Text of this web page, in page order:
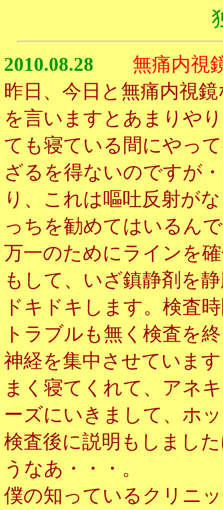
2010.08.28
無痛内視
昨日、今日と無痛内視
を言いますとあまりや
ても寝ている間にやっ
ざるを得ないのですが
り、これは嘔吐反射が
っちを勧めてはいるん
万一のためにラインを
もして、いざ鎮静剤を
ドキドキします。検査
トラブルも無く検査を
神経を集中させていま
まく寝てくれて、アネ
ーズにいきまして、ホ
検査後に説明もしまし
うなあ・・・。
僕の知っているクリニ